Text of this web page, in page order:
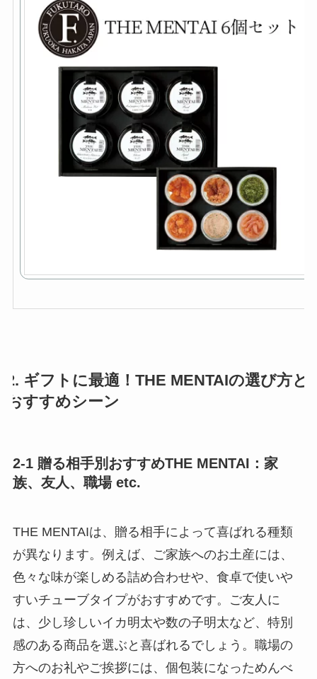
2. ギフトに最適！THE MENTAIの選び方と
おすすめシーン
2-1 贈る相手別おすすめTHE MENTAI：家
族、友人、職場 etc.
THE MENTAIは、贈る相手によって喜ばれる種類
が異なります。例えば、ご家族へのお土産には、
色々な味が楽しめる詰め合わせや、食卓で使いや
すいチューブタイプがおすすめです。ご友人に
は、少し珍しいイカ明太や数の子明太など、特別
感のある商品を選ぶと喜ばれるでしょう。職場の
方へのお礼やご挨拶には、個包装になっためんべ